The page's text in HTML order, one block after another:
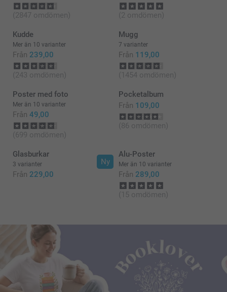
(2847 omdömen) (2 omdömen)
Kudde
Mer än 10 varianter
Från 239,00
(243 omdömen)
Mugg
7 varianter
Från 119,00
(1454 omdömen)
Poster med foto
Mer än 10 varianter
Från 49,00
(699 omdömen)
Pocketalbum
Från 109,00
(86 omdömen)
Ny
Glasburkar
3 varianter
Från 229,00
Alu-Poster
Mer än 10 varianter
Från 289,00
(15 omdömen)